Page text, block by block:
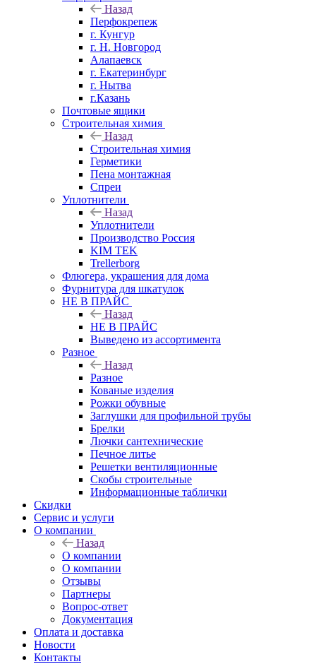
Назад
Перфокрепеж
г. Кунгур
г. Н. Новгород
Алапаевск
г. Екатеринбург
г. Нытва
г.Казань
Почтовые ящики
Строительная химия
Назад
Строительная химия
Герметики
Пена монтажная
Спреи
Уплотнители
Назад
Уплотнители
Производство Россия
KIM TEK
Trellerborg
Флюгера, украшения для дома
Фурнитура для шкатулок
НЕ В ПРАЙС
Назад
НЕ В ПРАЙС
Выведено из ассортимента
Разное
Назад
Разное
Кованые изделия
Рожки обувные
Заглушки для профильной трубы
Брелки
Лючки сантехнические
Печное литье
Решетки вентиляционные
Скобы строительные
Информационные таблички
Скидки
Сервис и услуги
О компании
Назад
О компании
О компании
Отзывы
Партнеры
Вопрос-ответ
Документация
Оплата и доставка
Новости
Контакты